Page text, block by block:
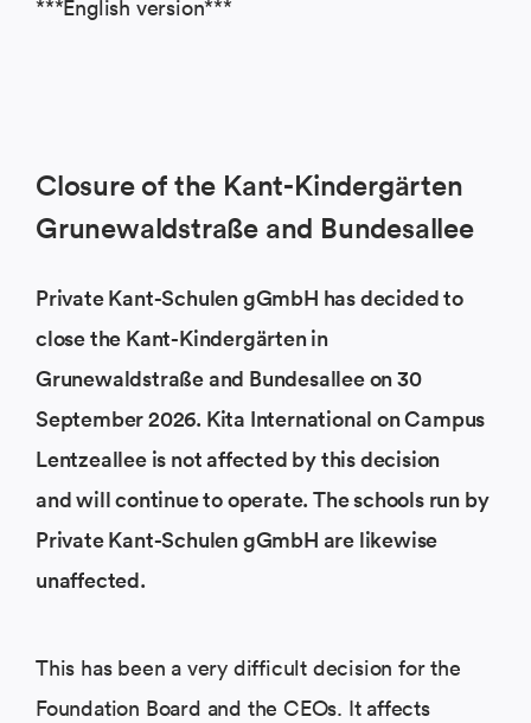
***English version***
Closure of the Kant-Kindergärten
Grunewaldstraße and Bundesallee
Private Kant-Schulen gGmbH has decided to
close the Kant-Kindergärten in
Grunewaldstraße and Bundesallee on 30
September 2026. Kita International on Campus
Lentzeallee is not affected by this decision
andwill continue to operate. The schools run by
Private Kant-Schulen gGmbH are likewise
unaffected.
This has been a very difficult decision for the
Foundation Board and the CEOs. It affects